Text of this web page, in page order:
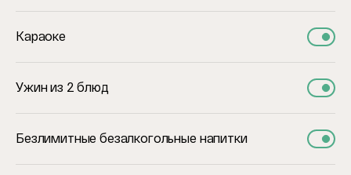
Караоке
Ужин из 2 блюд
Безлимитные безалкогольные напитки